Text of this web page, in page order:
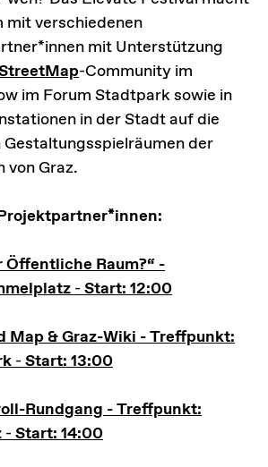
mit verschiedenen
mit Unterstützung
-Community im
im Forum Stadtpark sowie in
in der Stadt auf die
Gestaltungsspielräumen der
von Graz.
Öffentliche Raum?“ -
- Start: 12:00
Map & Graz-Wiki - Treffpunkt:
- Start: 13:00
Rundgang - Treffpunkt:
- Start: 14:00